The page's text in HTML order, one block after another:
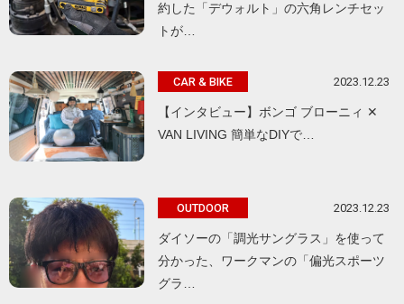
約した「デウォルト」の六角レンチセッ
トが…
CAR & BIKE 2023.12.23
【インタビュー】ボンゴ ブローニィ ✕
VAN LIVING 簡単なDIYで…
OUTDOOR 2023.12.23
ダイソーの「調光サングラス」を使って
分かった、ワークマンの「偏光スポーツ
グラ…